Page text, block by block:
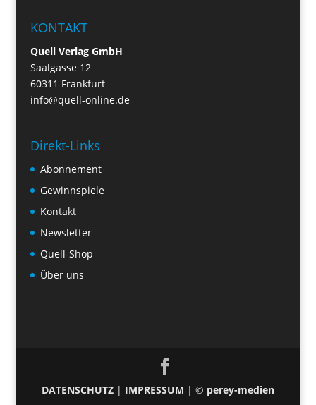
KONTAKT
Quell Verlag GmbH
Saalgasse 12
60311 Frankfurt
info@quell-online.de
Direkt-Links
Abonnement
Gewinnspiele
Kontakt
Newsletter
Quell-Shop
Über uns
DATENSCHUTZ| IMPRESSUM | © perey-medien